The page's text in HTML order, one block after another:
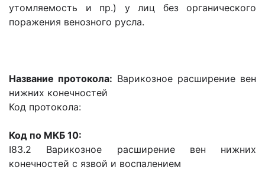
утомляемость и пр.) у лиц без органического
поражения венозного русла.
Название протокола: Варикозное расширение вен
нижних конечностей
Код протокола:
Код по МКБ 10:
I83.2 Варикозное расширение вен нижних
конечностей с язвой и воспалением